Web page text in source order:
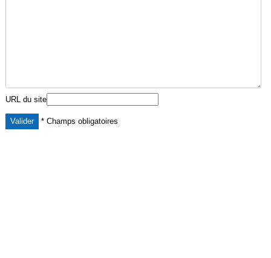
URL du site
* Champs obligatoires